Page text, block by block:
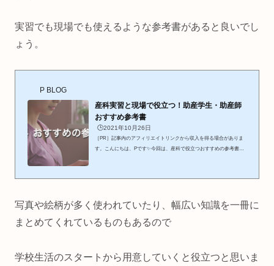
実習でも現場でも使えるような参考書があると良いでし
ょう。
P BLOG
産科実習と現場で役立つ！助産学生・助産師
おすすめ参考書
🕒️2021年10月26日
［PR］記事内のアフィリエイトリンクから収入を得る場合がありま
す。こんにちは、Pです✨今回は、産科で役立つおすすめの参考書を
んなときに役立つ、参考書📕しかし、参考書って値段が高いものが多
良く見極めないといけない。そこで、今回はPが実際に使ってみて良
かった書籍をいくつかご紹介したいと思います。同じ会社の最新版の
ものを探...
写真や絵柄が多く使われていたり、幅広い知識を一冊に
まとめてくれているものもあるので
学校生活のスタートから用意していくと役立つと思いま